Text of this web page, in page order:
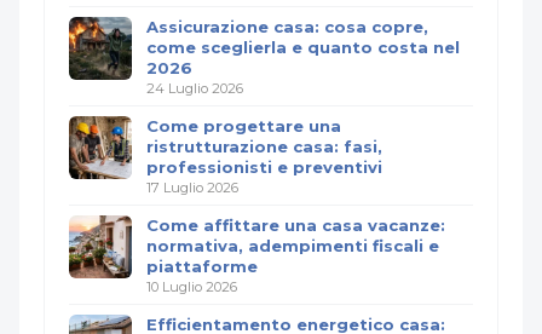
Assicurazione casa: cosa copre,
come sceglierla e quanto costa nel
2026
24 Luglio 2026
Come progettare una
ristrutturazione casa: fasi,
professionisti e preventivi
17 Luglio 2026
Come affittare una casa vacanze:
normativa, adempimenti fiscali e
piattaforme
10 Luglio 2026
Efficientamento energetico casa: